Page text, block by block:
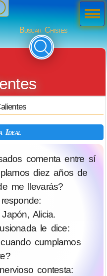
Buscar Chistes
Ideal
comenta entre sí
diez años de
me llevarás?
Alicia.
le dice:
cumplamos
contesta:
Men
ú